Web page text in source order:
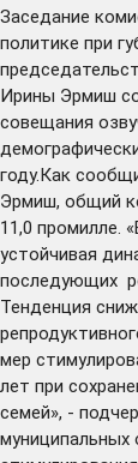
Заседание
политике при
Ирины Эрмиш
совещания
году.Как
Эрмиш, общий
11,0 промилле.
устойчивая
последующих
Тенденция
мер
лет при
семей», -
муниципальных